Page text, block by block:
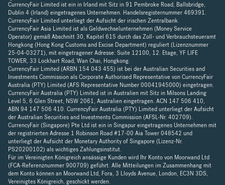
CurrencyFair Limited ist ein in Irland mit Sitz in 91 Pembroke Road, Ballsbridge,
Dublin 4 (Irland) eingetragenes Unternehmen. Handelsregisternummer 469391.
CurrencyFair Limited unterliegt der Aufsicht der irischen Zentralbank.
CurrencyFair Asia Limited ist als Geldwechselunternehmen (Money Service
Operator) gemäß Abschnitt 30, Kapitel 615 durch das Zoll- und Verbrauchsteueramt
Hongkong (Hong Kong Customs and Excise Department) reguliert (Lizenznummer
25-04-03271), mit eingetragener Adresse: Suite 12100, 12. Etage, YF LIFE
TOWER, 33 Lockhart Road, Wan Chai, Hongkong.
CurrencyFair Limited (ARBN 154 043 455) ist bei der Australian Securities and
Investments Commission als Corporate Authorised Representative von CurrencyFair
Australia (PTY) Limited (AFS Representative Number 00041945000) eingetragen.
CurrencyFair Australia (PTY) Limited ist in Australien mit Sitz in Milsons Landing
Level 5, 6 Glen Street, NSW 2061, Australien eingetragen. ACN 147 506 410,
ABN 94 147 506 410. CurrencyFair Australia (PTY) Limited unterliegt der Aufsicht
der Australian Securities and Investments Commission (AFSL-Nr. 402709).
CurrencyFair (Singapore) Pte Ltd ist ein in Singapur eingetragenes Unternehmen mit
der registrierten Adresse 1 Robinson Road #17-00 Aia Tower 048542 und
unterliegt der Aufsicht der Monetary Authority of Singapore (Lizenz-Nr.
PS20200102) als wichtiges Zahlungsinstitut.
Für im Vereinigten Königreich ansässige Kunden wird Ihr Konto von Moorwand Ltd
(FCA-Referenznummer 900709) geführt. Alle Mitteilungen im Zusammenhang mit
dem Konto können an Moorwand Ltd, Fora, 3 Lloyds Avenue, London, EC3N 3DS,
Vereinigtes Königreich, geschickt werden.